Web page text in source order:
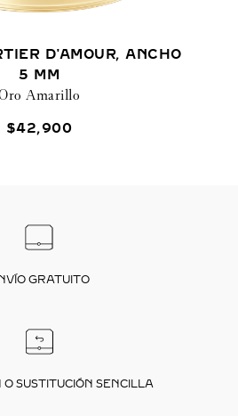
D'AMOUR, ANCHO
5 MM
Amarillo
$42,900
GRATUITO
O SUSTITUCIÓN SENCILLA